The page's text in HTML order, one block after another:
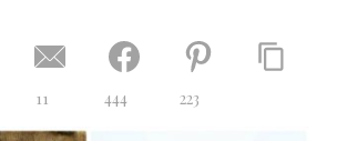
11 444 223